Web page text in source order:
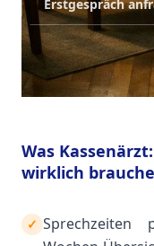
Erstgespräch
Was
wirklich
✓